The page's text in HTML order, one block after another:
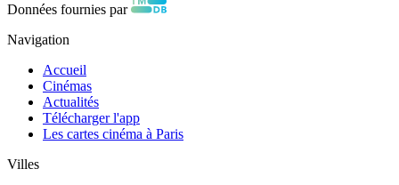
Données fournies par
Navigation
Accueil
Cinémas
Actualités
Télécharger l'app
Les cartes cinéma à Paris
Villes